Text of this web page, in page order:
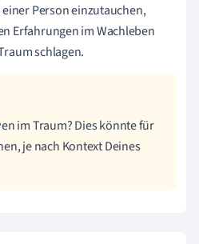
Person einzutauchen,
Erfahrungen im Wachleben
schlagen.
im Traum? Dies könnte für
je nach Kontext Deines